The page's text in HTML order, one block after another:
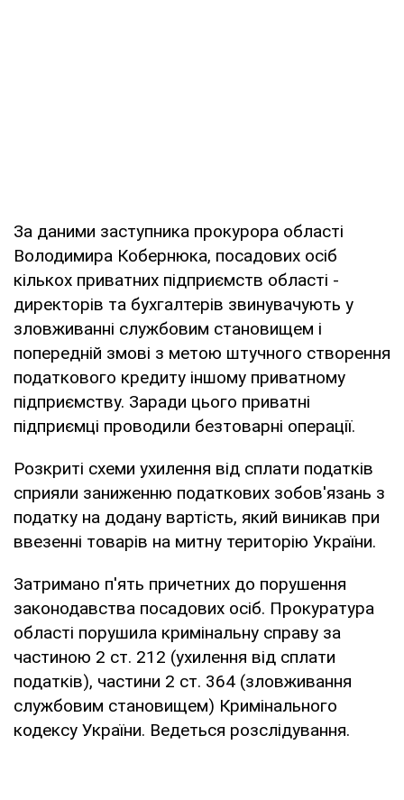
За даними заступника прокурора області
Володимира Кобернюка, посадових осіб
кількох приватних підприємств області -
директорів та бухгалтерів звинувачують у
зловживанні службовим становищем і
попередній змові з метою штучного створення
податкового кредиту іншому приватному
підприємству. Заради цього приватні
підприємці проводили безтоварні операції.
Розкриті схеми ухилення від сплати податків
сприяли заниженню податкових зобов'язань з
податку на додану вартість, який виникав при
ввезенні товарів на митну територію України.
Затримано п'ять причетних до порушення
законодавства посадових осіб. Прокуратура
області порушила кримінальну справу за
частиною 2 ст. 212 (ухилення від сплати
податків), частини 2 ст. 364 (зловживання
службовим становищем) Кримінального
кодексу України. Ведеться розслідування.